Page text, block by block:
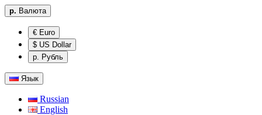
р. Валюта
€ Euro
$ US Dollar
р. Рубль
Язык
Russian
English